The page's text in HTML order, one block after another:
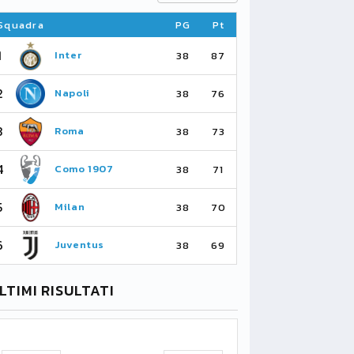
PG Pt
Inter 38 87
Napoli 38 76
Roma 38 73
Como 1907 38 71
Milan 38 70
Juventus 38 69
RISULTATI